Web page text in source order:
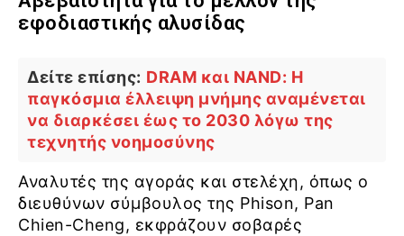
εφοδιαστικής αλυσίδας
Δείτε επίσης: DRAM και NAND: Η
παγκόσμια έλλειψη μνήμης αναμένεται
να διαρκέσει έως το 2030 λόγω της
τεχνητής νοημοσύνης
Αναλυτές της αγοράς και στελέχη, όπως ο
διευθύνων σύμβουλος της Phison, Pan
Chien-Cheng, εκφράζουν σοβαρές